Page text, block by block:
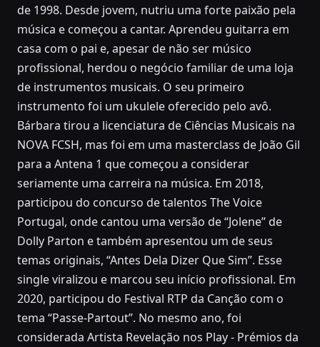
de 1998. Desde jovem, nutriu uma forte paixão pela
música e começou a cantar. Aprendeu guitarra em
casa com o pai e, apesar de não ser músico
profissional, herdou o negócio familiar de uma loja
de instrumentos musicais. O seu primeiro
instrumento foi um ukulele oferecido pelo avô.
Bárbara tirou a licenciatura de Ciências Musicais na
NOVA FCSH, mas foi em uma masterclass de João Gil
para a Antena 1 que começou a considerar
seriamente uma carreira na música. Em 2018,
participou do concurso de talentos The Voice
Portugal, onde cantou uma versão de “Jolene” de
Dolly Parton e também apresentou um de seus
temas originais, “Antes Dela Dizer Que Sim”. Esse
single viralizou e marcou seu início profissional. Em
2020, participou do Festival RTP da Canção com o
tema “Passe-Partout”. No mesmo ano, foi
considerada Artista Revelação nos Play - Prémios da